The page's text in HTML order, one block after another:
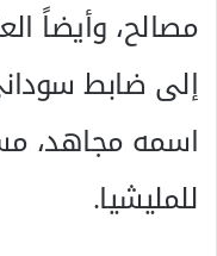
مصالح، وأيضاً
إلى ضابط
اسمه مجاهد،
للمليشيا.